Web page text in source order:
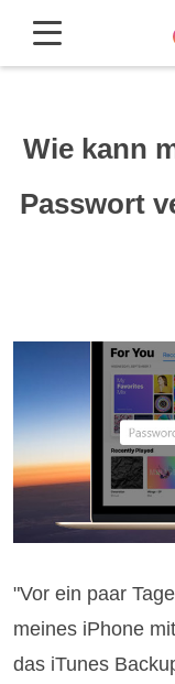
Wie kann
Passwort
"Vor ein paar
meines iPhone
das iTunes